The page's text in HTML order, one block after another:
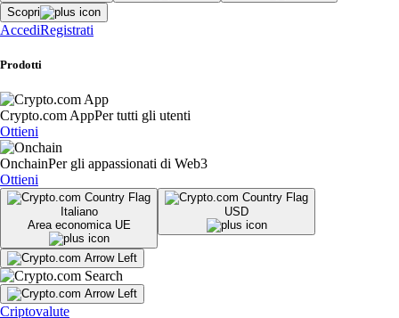
Scopri
AccediRegistrati
Prodotti
Crypto.com AppPer tutti gli utenti
Ottieni
OnchainPer gli appassionati di Web3
Ottieni
Italiano
Area economica UE
USD
Criptovalute